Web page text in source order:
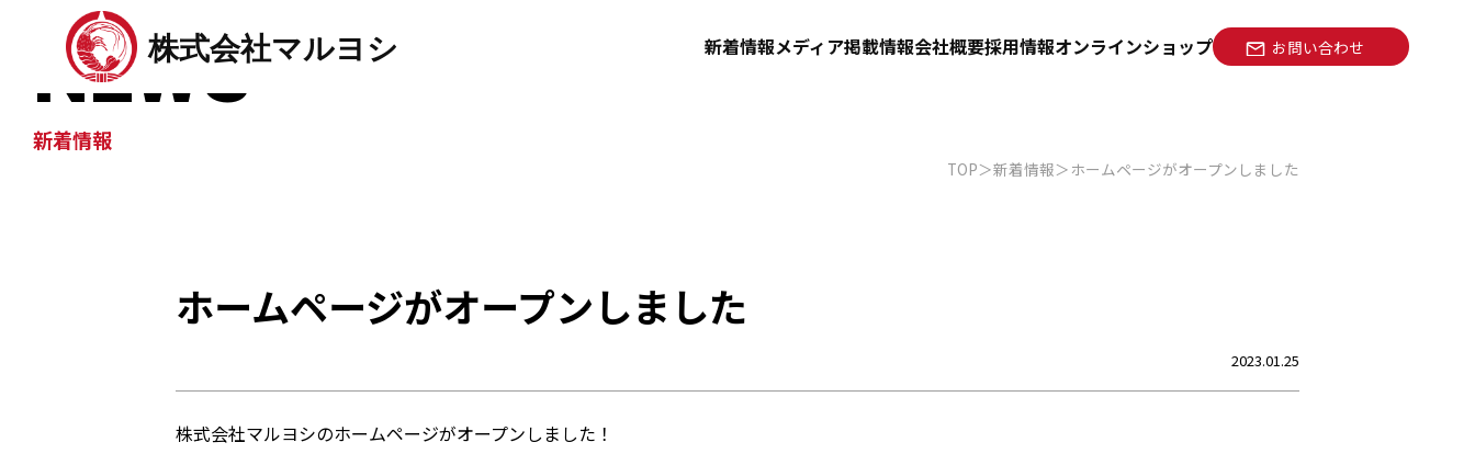
株式会社マルヨシ 新着情報メディア掲載情報会社概要採用情報オンラインショップ お問い合わせ
NEWS
新着情報
TOP 新着情報 ホームページがオープンしました
ホームページがオープンしました
2023.01.25
株式会社マルヨシのホームページがオープンしました！